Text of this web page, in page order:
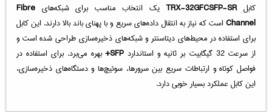
کابلTRX-32GFCSFP-SRیک انتخاب مناسب برای شبکه‌های Fibre
Channelاست که نیاز به انتقال داده‌های سریع و با پهنای باند بالا دارند. این کابل
برای استفاده در محیط‌های دیتاسنتر و شبکه‌های ذخیره‌سازی طراحی شده است و
از سرعت 32 گیگابیت بر ثانیه و استاندارد
SFP+ بهره می‌برد. برای استفاده در
فواصل کوتاه و ارتباطات سریع بین سرورها، سوئیچ‌ها و دستگاه‌های ذخیره‌سازی،
این کابل عملکرد بسیار خوبی دارد.